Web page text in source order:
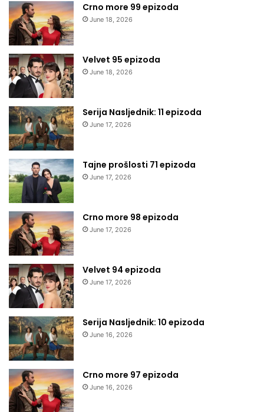
Crno more 99 epizoda
June 18, 2026
Velvet 95 epizoda
June 18, 2026
Serija Nasljednik: 11 epizoda
June 17, 2026
Tajne prošlosti 71 epizoda
June 17, 2026
Crno more 98 epizoda
June 17, 2026
Velvet 94 epizoda
June 17, 2026
Serija Nasljednik: 10 epizoda
June 16, 2026
Crno more 97 epizoda
June 16, 2026